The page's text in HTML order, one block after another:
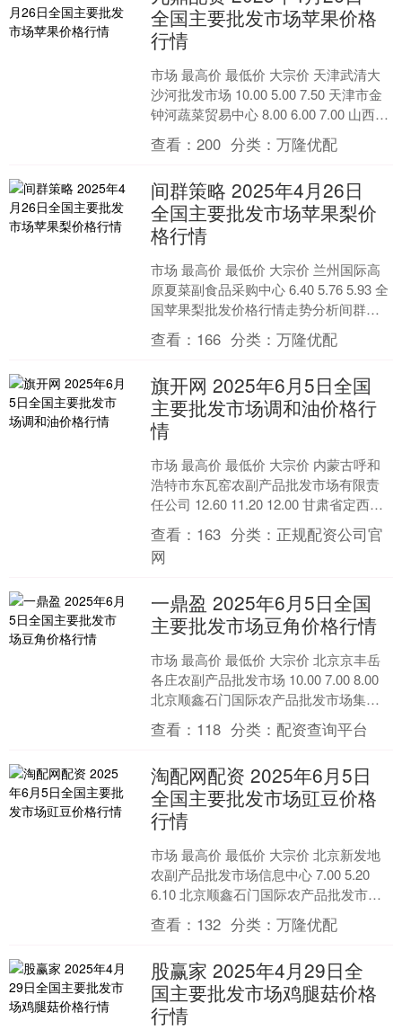
全国主要批发市场苹果价格
行情
市场 最高价 最低价 大宗价 天津武清大
沙河批发市场 10.00 5.00 7.50 天津市金
钟河蔬菜贸易中心 8.00 6.00 7.00 山西省
太原市河西农....
查看：200 分类：万隆优配
间群策略 2025年4月26日
全国主要批发市场苹果梨价
格行情
市场 最高价 最低价 大宗价 兰州国际高
原夏菜副食品采购中心 6.40 5.76 5.93 全
国苹果梨批发价格行情走势分析间群策
略 从今日全国苹果梨批发市场价格....
查看： 166 分类：万隆优配
旗开网 2025年6月5日全国
主要批发市场调和油价格行
情
市场 最高价 最低价 大宗价 内蒙古呼和
浩特市东瓦窑农副产品批发市场有限责
任公司 12.60 11.20 12.00 甘肃省定西市
安定马铃薯综合交易中心 5.0....
查看： 163 分类： 正规配资公司官
网
一鼎盈 2025年6月5日全国
主要批发市场豆角价格行情
市场 最高价 最低价 大宗价 北京京丰岳
各庄农副产品批发市场 10.00 7.00 8.00
北京顺鑫石门国际农产品批发市场集团
有限公司 6.00 4.40 5....
查看： 118 分类：配资查询平台
淘配网配资 2025年6月5日
全国主要批发市场豇豆价格
行情
市场 最高价 最低价 大宗价 北京新发地
农副产品批发市场信息中心 7.00 5.20
6.10 北京顺鑫石门国际农产品批发市场
集团有限公司 6.20 6.00 ....
查看： 132 分类：万隆优配
股赢家 2025年4月29日全
国主要批发市场鸡腿菇价格
行情